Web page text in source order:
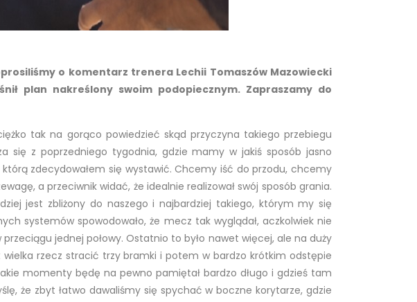
o komentarz trenera Lechii Tomaszów Mazowiecki
plan nakreślony swoim podopiecznym. Zapraszamy do
tak na gorąco powiedzieć skąd przyczyna takiego przebiegu
się z poprzedniego tygodnia, gdzie mamy w jakiś sposób jasno
zdecydowałem się wystawić. Chcemy iść do przodu, chcemy
a przeciwnik widać, że idealnie realizował swój sposób grania.
jest zbliżony do naszego i najbardziej takiego, którym my się
systemów spowodowało, że mecz tak wyglądał, aczkolwiek nie
jednej połowy. Ostatnio to było nawet więcej, ale na duży
wielka rzecz stracić trzy bramki i potem w bardzo krótkim odstępie
momenty będę na pewno pamiętał bardzo długo i gdzieś tam
że zbyt łatwo dawaliśmy się spychać w boczne korytarze, gdzie